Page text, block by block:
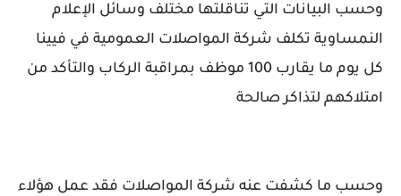
وحسب البيانات التي تناقلتها مختلف وسائل الإعلام
النمساوية تكلف شركة المواصلات العمومية في فيينا
كل يوم ما يقارب 100 موظف بمراقبة الركاب والتأكد من
امتلاكهم لتذاكر صالحة
وحسب ما كشفت عنه شركة المواصلات فقد عمل هؤلاء